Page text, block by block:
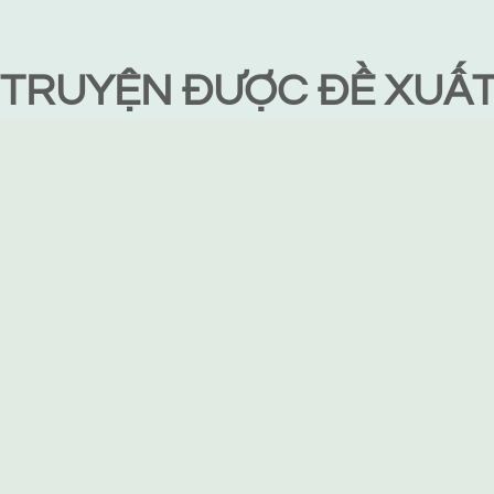
TRUYỆN ĐƯỢC ĐỀ